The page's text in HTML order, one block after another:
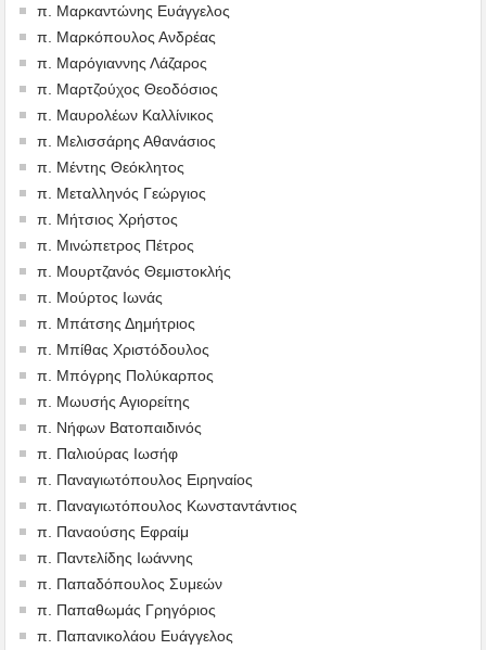
π. Μαρκαντώνης Ευάγγελος
π. Μαρκόπουλος Ανδρέας
π. Μαρόγιαννης Λάζαρος
π. Μαρτζούχος Θεοδόσιος
π. Μαυρολέων Καλλίνικος
π. Μελισσάρης Αθανάσιος
π. Μέντης Θεόκλητος
π. Μεταλληνός Γεώργιος
π. Μήτσιος Χρήστος
π. Μινώπετρος Πέτρος
π. Μουρτζανός Θεμιστοκλής
π. Μούρτος Ιωνάς
π. Μπάτσης Δημήτριος
π. Μπίθας Χριστόδουλος
π. Μπόγρης Πολύκαρπος
π. Μωυσής Αγιορείτης
π. Νήφων Βατοπαιδινός
π. Παλιούρας Ιωσήφ
π. Παναγιωτόπουλος Ειρηναίος
π. Παναγιωτόπουλος Κωνσταντάντιος
π. Παναούσης Εφραίμ
π. Παντελίδης Ιωάννης
π. Παπαδόπουλος Συμεών
π. Παπαθωμάς Γρηγόριος
π. Παπανικολάου Ευάγγελος